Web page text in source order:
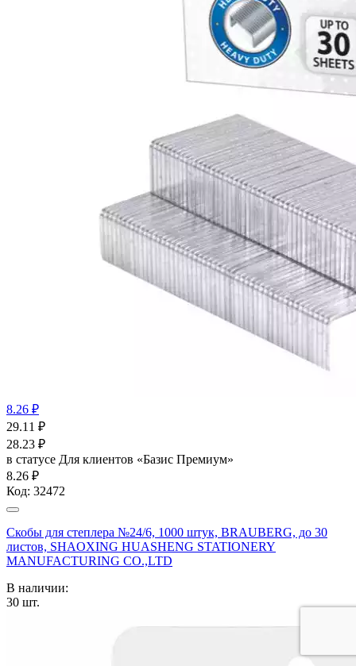
8.26 ₽
29.11 ₽
28.23 ₽
в статусе Для клиентов «Базис Премиум»
8.26 ₽
Код: 32472
Скобы для степлера №24/6, 1000 штук, BRAUBERG, до 30
листов, SHAOXING HUASHENG STATIONERY
MANUFACTURING CO.,LTD
В наличии:
30 шт.